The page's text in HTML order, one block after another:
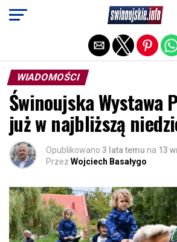
WIADOMOŚCI
Świnoujska Wystawa
już w najbliższą
Opublikowano 3 lata temu na 13
Przez Wojciech Basałygo
Exit mobile version